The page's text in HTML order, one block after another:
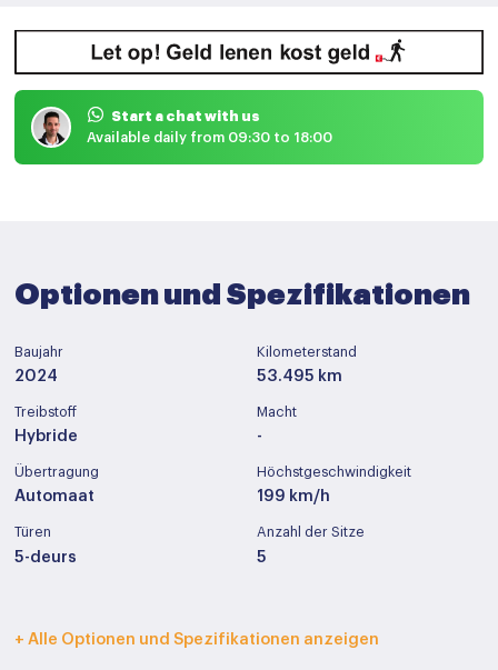
Start a chat with us
Available daily from 09:30 to 18:00
Optionen und Spezifikationen
Baujahr
2024
Kilometerstand
53.495 km
Treibstoff
Hybride
Macht
-
Übertragung
Automaat
Höchstgeschwindigkeit
199 km/h
Türen
5-deurs
Anzahl der Sitze
5
Innenfarbe Polstermöbel
+ Alle Optionen und Spezifikationen anzeigen